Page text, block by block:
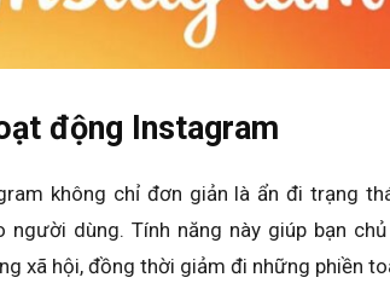
động Instagram
không chỉ đơn giản là ẩn đi trạng
người dùng. Tính năng này giúp bạn
xã hội, đồng thời giảm đi những phiền